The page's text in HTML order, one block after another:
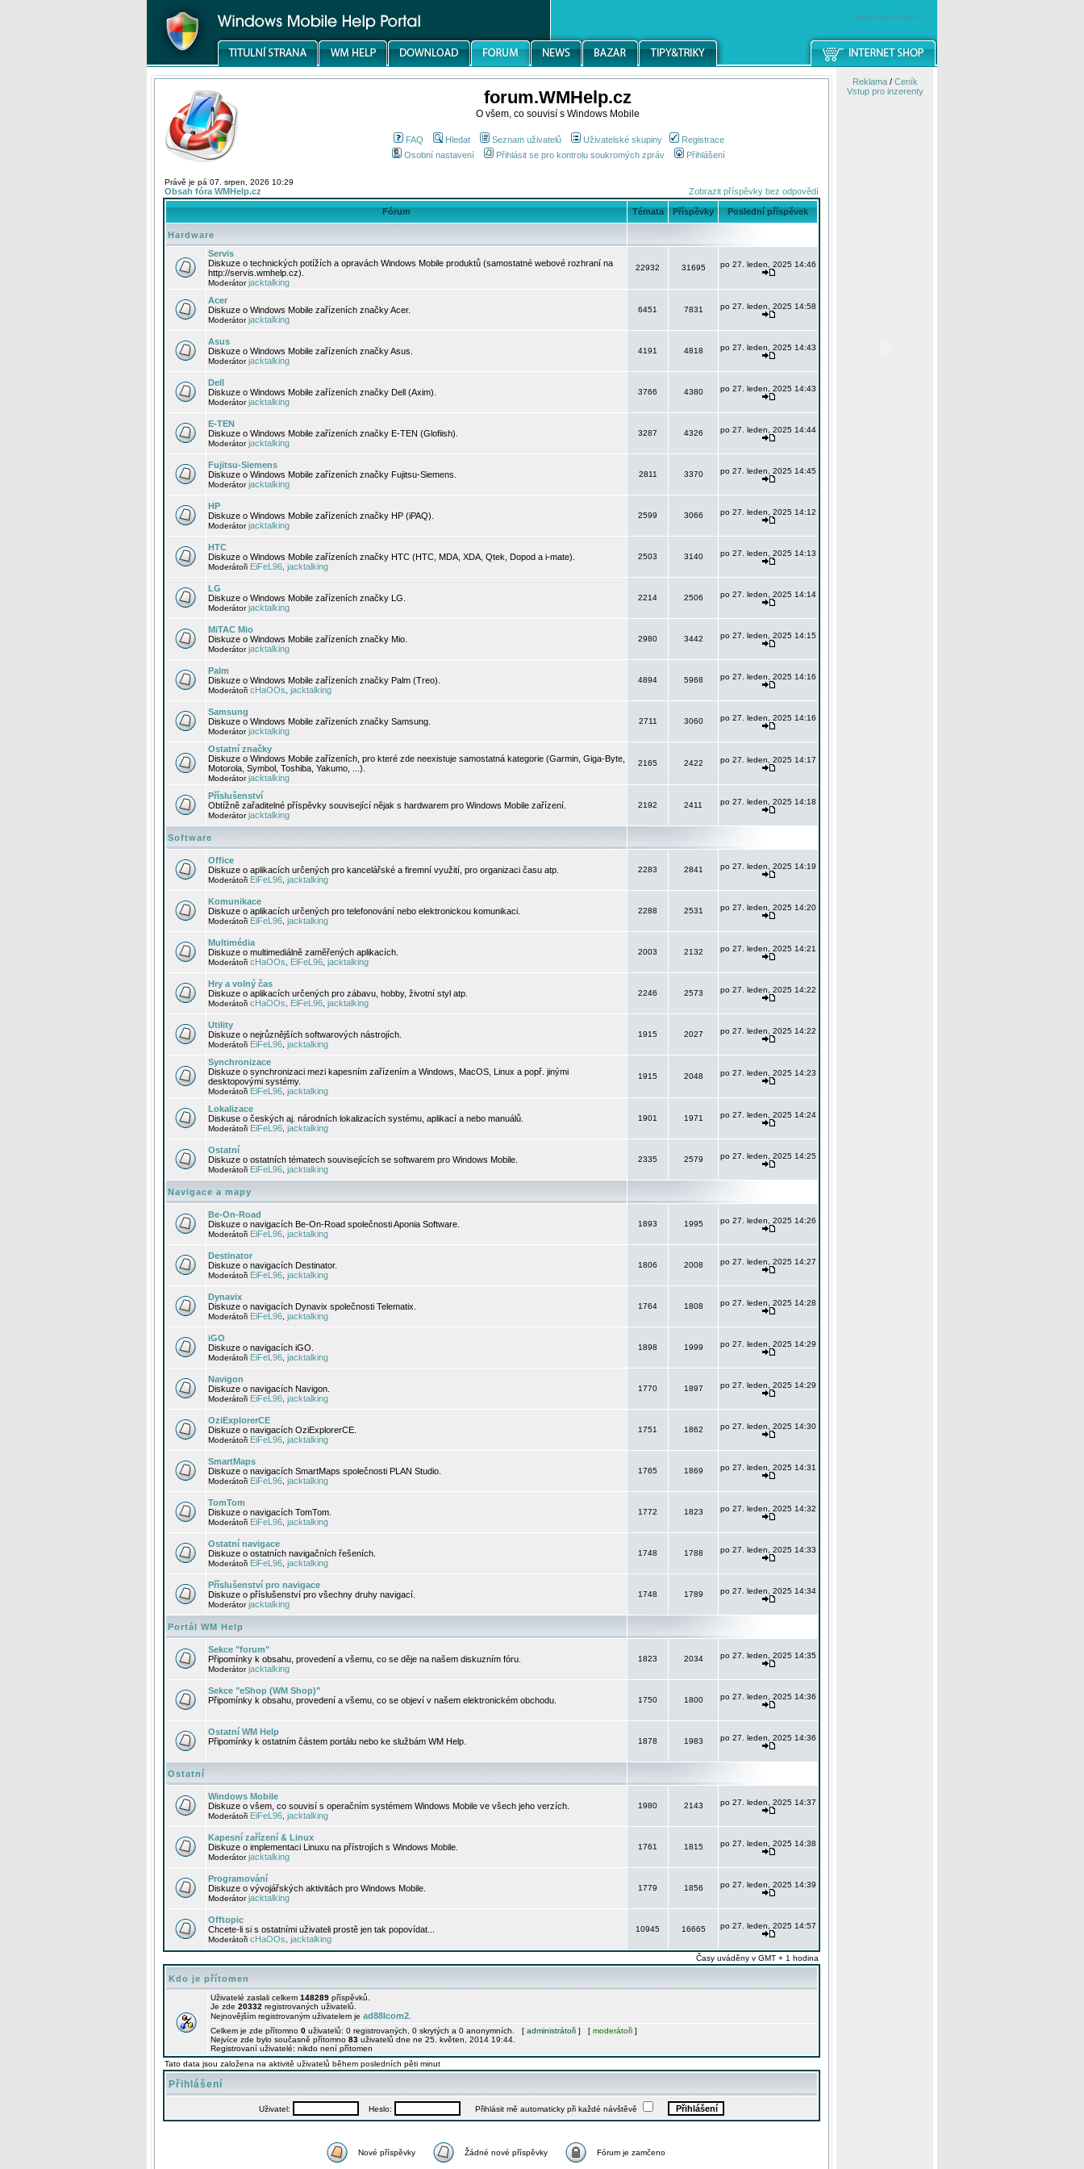
windowsmobile.cz
forum.WMHelp.cz
O všem, co souvisí s Windows Mobile
FAQ Hledat Seznam uživatelů Uživatelské skupiny
Registrace
Osobní nastavení
Přihlásit se pro kontrolu soukromých zpráv Přihlášení
Právě je pá 07. srpen, 2026 10:29
Obsah fóra WMHelp.cz Zobrazit příspěvky bez odpovědí
Fórum Témata Příspěvky Poslední příspěvek
Hardware
Servis
Diskuze o technických potížích a opravách Windows Mobile produktů (samostatné webové rozhraní na
http://servis.wmhelp.cz).
Moderátorjacktalking
22932 31695 po 27. leden, 2025 14:46
Acer
Diskuze o Windows Mobile zařízeních značky Acer.
Moderátorjacktalking
6451 7831 po 27. leden, 2025 14:58
Asus
Diskuze o Windows Mobile zařízeních značky Asus.
Moderátorjacktalking
4191 4818 po 27. leden, 2025 14:43
Dell
Diskuze o Windows Mobile zařízeních značky Dell (Axim).
Moderátorjacktalking
3766 4380 po 27. leden, 2025 14:43
E-TEN
Diskuze o Windows Mobile zařízeních značky E-TEN (Glofiish).
Moderátorjacktalking
3287 4326 po 27. leden, 2025 14:44
Fujitsu-Siemens
Diskuze o Windows Mobile zařízeních značky Fujitsu-Siemens.
Moderátorjacktalking
2811 3370 po 27. leden, 2025 14:45
HP
Diskuze o Windows Mobile zařízeních značky HP (iPAQ).
Moderátorjacktalking
2599 3066 po 27. leden, 2025 14:12
HTC
Diskuze o Windows Mobile zařízeních značky HTC (HTC, MDA, XDA, Qtek, Dopod a i-mate).
Moderátoři EiFeL96 jacktalking
2503 3140 po 27. leden, 2025 14:13
LG
Diskuze o Windows Mobile zařízeních značky LG.
Moderátorjacktalking
2214 2506 po 27. leden, 2025 14:14
MiTAC Mio
Diskuze o Windows Mobile zařízeních značky Mio.
Moderátorjacktalking
2980 3442 po 27. leden, 2025 14:15
Palm
Diskuze o Windows Mobile zařízeních značky Palm (Treo).
Moderátoři cHaOOs jacktalking
4894 5968 po 27. leden, 2025 14:16
Samsung
Diskuze o Windows Mobile zařízeních značky Samsung.
Moderátorjacktalking
2711 3060 po 27. leden, 2025 14:16
Ostatní značky
Diskuze o Windows Mobile zařízeních, pro které zde neexistuje samostatná kategorie (Garmin, Giga-Byte,
Motorola, Symbol, Toshiba, Yakumo, ...).
Moderátorjacktalking
2165 2422 po 27. leden, 2025 14:17
Příslušenství
Obtížně zařaditelné příspěvky související nějak s hardwarem pro Windows Mobile zařízení.
Moderátorjacktalking
2192 2411 po 27. leden, 2025 14:18
Software
Office
Diskuze o aplikacích určených pro kancelářské a firemní využití, pro organizaci času atp.
Moderátoři EiFeL96 jacktalking
2283 2841 po 27. leden, 2025 14:19
Komunikace
Diskuze o aplikacích určených pro telefonování nebo elektronickou komunikaci.
Moderátoři EiFeL96 jacktalking
2288 2531 po 27. leden, 2025 14:20
Multimédia
Diskuze o multimediálně zaměřených aplikacích.
Moderátoři cHaOOs EiFeL96 jacktalking
2003 2132 po 27. leden, 2025 14:21
Hry a volný čas
Diskuze o aplikacích určených pro zábavu, hobby, životní styl atp.
Moderátoři cHaOOs EiFeL96 jacktalking
2246 2573 po 27. leden, 2025 14:22
Utility
Diskuze o nejrůznějších softwarových nástrojích.
Moderátoři EiFeL96 jacktalking
1915 2027 po 27. leden, 2025 14:22
Synchronizace
Diskuze o synchronizaci mezi kapesním zařízením a Windows, MacOS, Linux a popř. jinými
desktopovými systémy.
Moderátoři EiFeL96 jacktalking
1915 2048 po 27. leden, 2025 14:23
Lokalizace
Diskuse o českých aj. národních lokalizacích systému, aplikací a nebo manuálů.
Moderátoři EiFeL96 jacktalking
1901 1971 po 27. leden, 2025 14:24
Ostatní
Diskuze o ostatních tématech souvisejících se softwarem pro Windows Mobile.
Moderátoři EiFeL96 jacktalking
2335 2579 po 27. leden, 2025 14:25
Navigace a mapy
Be-On-Road
Diskuze o navigacích Be-On-Road společnosti Aponia Software.
Moderátoři EiFeL96 jacktalking
1893 1995 po 27. leden, 2025 14:26
Destinator
Diskuze o navigacích Destinator.
Moderátoři EiFeL96 jacktalking
1806 2008 po 27. leden, 2025 14:27
Dynavix
Diskuze o navigacích Dynavix společnosti Telematix.
Moderátoři EiFeL96 jacktalking
1764 1808 po 27. leden, 2025 14:28
iGO
Diskuze o navigacích iGO.
Moderátoři EiFeL96 jacktalking
1898 1999 po 27. leden, 2025 14:29
Navigon
Diskuze o navigacích Navigon.
Moderátoři EiFeL96 jacktalking
1770 1897 po 27. leden, 2025 14:29
OziExplorerCE
Diskuze o navigacích OziExplorerCE.
Moderátoři EiFeL96 jacktalking
1751 1862 po 27. leden, 2025 14:30
SmartMaps
Diskuze o navigacích SmartMaps společnosti PLAN Studio.
Moderátoři EiFeL96 jacktalking
1765 1869 po 27. leden, 2025 14:31
TomTom
Diskuze o navigacích TomTom.
Moderátoři EiFeL96 jacktalking
1772 1823 po 27. leden, 2025 14:32
Ostatní navigace
Diskuze o ostatních navigačních řešeních.
Moderátoři EiFeL96 jacktalking
1748 1788 po 27. leden, 2025 14:33
Příslušenství pro navigace
Diskuze o příslušenství pro všechny druhy navigací.
Moderátorjacktalking
1748 1789 po 27. leden, 2025 14:34
Portál WM Help
Sekce "forum"
Připomínky k obsahu, provedení a všemu, co se děje na našem diskuzním fóru.
Moderátorjacktalking
1823 2034 po 27. leden, 2025 14:35
Sekce "eShop (WM Shop)"
Připomínky k obsahu, provedení a všemu, co se objeví v našem elektronickém obchodu.
1750 1800 po 27. leden, 2025 14:36
Ostatní WM Help
Připomínky k ostatním částem portálu nebo ke službám WM Help.
1878 1983 po 27. leden, 2025 14:36
Ostatní
Windows Mobile
Diskuze o všem, co souvisí s operačním systémem Windows Mobile ve všech jeho verzích.
Moderátoři EiFeL96 jacktalking
1980 2143 po 27. leden, 2025 14:37
Kapesní zařízení & Linux
Diskuze o implementaci Linuxu na přístrojích s Windows Mobile.
Moderátorjacktalking
1761 1815 po 27. leden, 2025 14:38
Programování
Diskuze o vývojářských aktivitách pro Windows Mobile.
Moderátorjacktalking
1779 1856 po 27. leden, 2025 14:39
Offtopic
Chcete-li si s ostatními uživateli prostě jen tak popovídat...
Moderátoři cHaOOs jacktalking
10945 16665 po 27. leden, 2025 14:57
Časy uváděny v GMT + 1 hodina
Kdo je přítomen
Uživatelé zaslali celkem 148289 příspěvků.
Je zde 20332 registrovaných uživatelů.
Nejnovějším registrovaným uživatelem je ad88lcom2
Celkem je zde přítomno 0 uživatelů: 0 registrovaných, 0 skrytých a 0 anonymních. [ administrátoři ] [ moderátoři ]
Nejvíce zde bylo současně přítomno 83 uživatelů dne ne 25. květen, 2014 19:44.
Registrovaní uživatelé: nikdo není přítomen
Tato data jsou založena na aktivitě uživatelů během posledních pěti minut
Přihlášení
Uživatel: Heslo: Přihlásit mě automaticky při každé návštěvě
Nové příspěvky Žádné nové příspěvky Fórum je zamčeno
Reklama/ Ceník
Vstup pro inzerenty